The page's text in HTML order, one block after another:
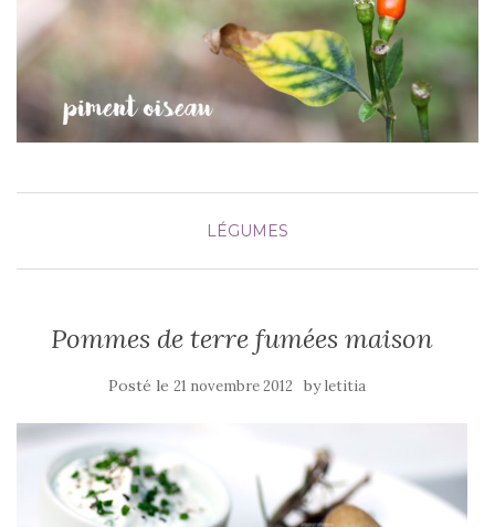
LÉGUMES
Pommes de terre fumées maison
Posté le 21 novembre 2012 byletitia